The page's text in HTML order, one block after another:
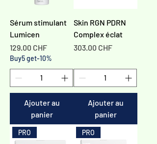
Sérum stimulant
Lumicen
Prix
129.00 CHF
Buy5 get-10%
Ajouter au
panier
Skin RGN PDRN
Complex éclat
Prix
303.00 CHF
Ajouter au
panier
PRO PRO